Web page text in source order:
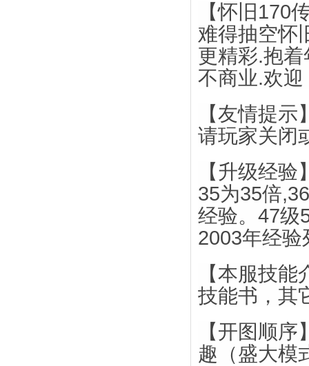
【怀旧170
难得抽空怀
更精彩.抱
不商业.欢迎
【友情提
请玩家关闭
【升级经
35为35倍
经验。47级
2003年经验
【本服技
技能书，其
【开图顺
趣（盛大模